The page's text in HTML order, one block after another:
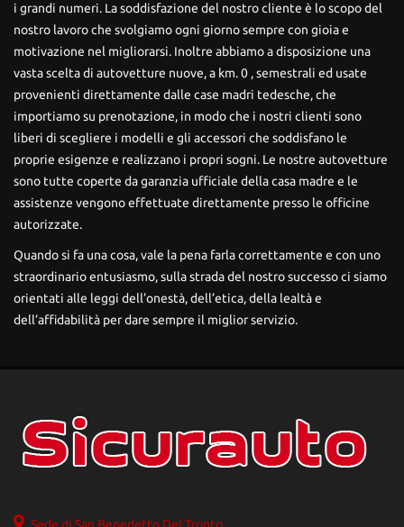
CONTATTI
i grandi numeri. La soddisfazione del nostro cliente è lo scopo del
nostro lavoro che svolgiamo ogni giorno sempre con gioia e
motivazione nel migliorarsi. Inoltre abbiamo a disposizione una
vasta scelta di autovetture nuove, a km. 0 , semestrali ed usate
provenienti direttamente dalle case madri tedesche, che
importiamo su prenotazione, in modo che i nostri clienti sono
liberi di scegliere i modelli e gli accessori che soddisfano le
proprie esigenze e realizzano i propri sogni. Le nostre autovetture
sono tutte coperte da garanzia ufficiale della casa madre e le
assistenze vengono effettuate direttamente presso le officine
autorizzate.
Quando si fa una cosa, vale la pena farla correttamente e con uno
straordinario entusiasmo, sulla strada del nostro successo ci siamo
orientati alle leggi dell’onestà, dell’etica, della lealtà e
dell’affidabilità per dare sempre il miglior servizio.
consenso
alle
tecnologie
di
tracciamento
adottiamo
per
offrire
le
funzionalità
e
le
attività
seguito
descritte.
sull'utilità
e
sul
funzionamento
strumenti